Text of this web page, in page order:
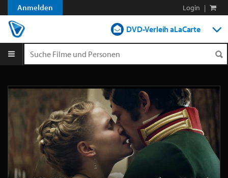
Anmelden Login |
DVD-Verleih aLaCarte
Shop
Blog